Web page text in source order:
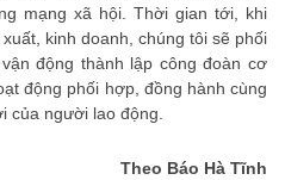
mạng xã hội. Thời gian tới, khi
kinh doanh, chúng tôi sẽ phối
động thành lập công đoàn cơ
động phối hợp, đồng hành cùng
của người lao động.
Theo Báo Hà Tĩnh